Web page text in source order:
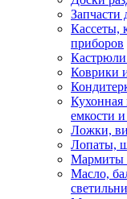
Запчасти
Кассеты,
приборов
Коврики
Кухонная
емкости
Ложки,
Лопаты,
Мармиты
Масло,